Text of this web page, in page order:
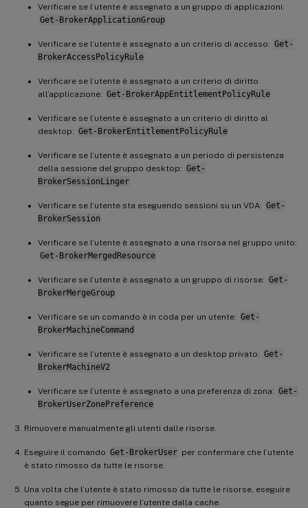
Verificare se l’utente è assegnato a un gruppo di applicazioni:
Get-BrokerApplicationGroup
Verificare se l’utente è assegnato a un criterio di accesso: Get-
BrokerAccessPolicyRule
Verificare se l’utente è assegnato a un criterio di diritto
all’applicazione: Get-BrokerAppEntitlementPolicyRule
Verificare se l’utente è assegnato a un criterio di diritto al
desktop: Get-BrokerEntitlementPolicyRule
Verificare se l’utente è assegnato a un periodo di persistenza
della sessione del gruppo desktop: Get-
BrokerSessionLinger
Verificare se l’utente sta eseguendo sessioni su un VDA: Get-
BrokerSession
Verificare se l’utente è assegnato a una risorsa nel gruppo unito:
Get-BrokerMergedResource
Verificare se l’utente è assegnato a un gruppo di risorse: Get-
BrokerMergeGroup
Verificare se un comando è in coda per un utente: Get-
BrokerMachineCommand
Verificare se l’utente è assegnato a un desktop privato: Get-
BrokerMachineV2
Verificare se l’utente è assegnato a una preferenza di zona: Get-
BrokerUserZonePreference
Rimuovere manualmente gli utenti dalle risorse.
Eseguire il comando Get-BrokerUser per confermare che l’utente
è stato rimosso da tutte le risorse.
Una volta che l’utente è stato rimosso da tutte le risorse, eseguire
quanto segue per rimuovere l’utente dalla cache.